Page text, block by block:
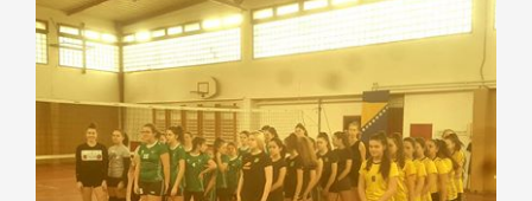
O školi
Nastava
Učenici
Larger
Image